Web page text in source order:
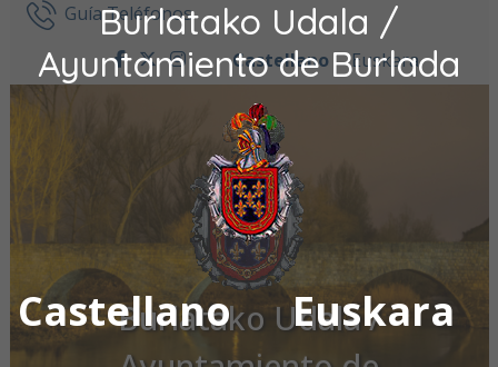
Burlatako Udala /
Ayuntamiento de Burlada
Castellano Euskara
Ir al contenidoGuía Teléfonos
facebook
twitter
instagram
Castellano Euskara
Burlatako Udala /